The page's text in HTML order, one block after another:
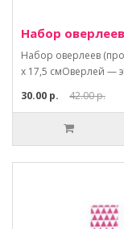
Набор
Набор оверлеев
х 17,5 смОверлей —
30.00 р.
42.00 р.